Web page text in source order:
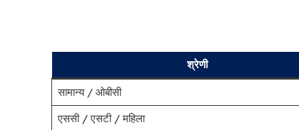
श्रेणी
सामान्य / ओबीसी
एससी / एसटी / महिला